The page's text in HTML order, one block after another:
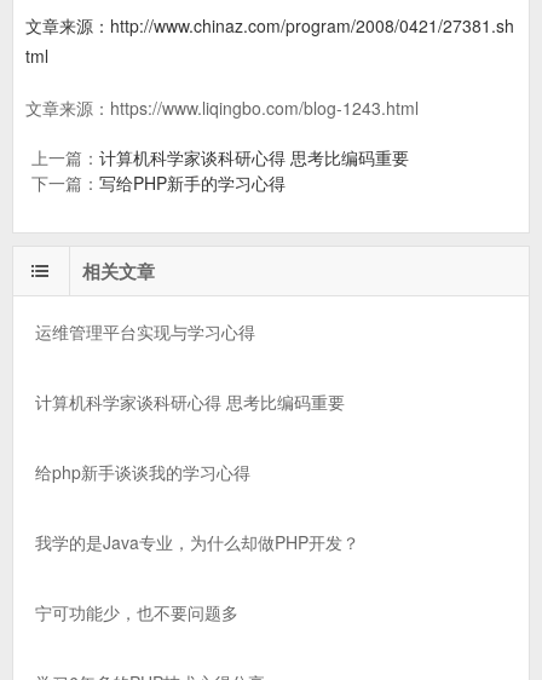
文章来源：http://www.chinaz.com/program/2008/0421/27381.sh
tml
文章来源： https://www.liqingbo.com/blog-1243.html
上一篇： 计算机科学家谈科研心得 思考比编码重要
下一篇： 写给PHP新手的学习心得
相关文章
运维管理平台实现与学习心得
计算机科学家谈科研心得 思考比编码重要
给php新手谈谈我的学习心得
我学的是Java专业，为什么却做PHP开发？
宁可功能少，也不要问题多